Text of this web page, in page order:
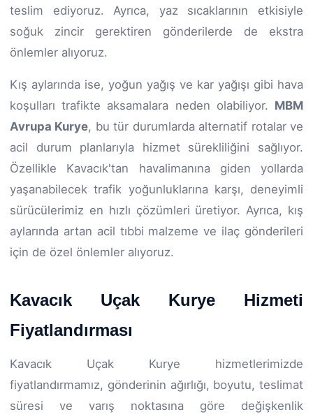
teslim ediyoruz. Ayrıca, yaz sıcaklarının etkisiyle
soğuk zincir gerektiren gönderilerde de ekstra
önlemler alıyoruz.
Kış aylarında ise, yoğun yağış ve kar yağışı gibi hava
koşulları trafikte aksamalara neden olabiliyor. MBM
Avrupa Kurye, bu tür durumlarda alternatif rotalar ve
acil durum planlarıyla hizmet sürekliliğini sağlıyor.
Özellikle Kavacık'tan havalimanına giden yollarda
yaşanabilecek trafik yoğunluklarına karşı, deneyimli
sürücülerimiz en hızlı çözümleri üretiyor. Ayrıca, kış
aylarında artan acil tıbbi malzeme ve ilaç gönderileri
için de özel önlemler alıyoruz.
Kavacık Uçak Kurye Hizmeti
Fiyatlandırması
Kavacık Uçak Kurye hizmetlerimizde
fiyatlandırmamız, gönderinin ağırlığı, boyutu, teslimat
süresi ve varış noktasına göre değişkenlik